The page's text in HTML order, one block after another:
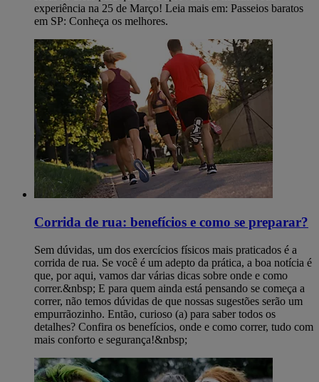
experiência na 25 de Março! Leia mais em: Passeios baratos
em SP: Conheça os melhores.
Corrida de rua: benefícios e como se preparar?
Sem dúvidas, um dos exercícios físicos mais praticados é a
corrida de rua. Se você é um adepto da prática, a boa notícia é
que, por aqui, vamos dar várias dicas sobre onde e como
correr.&nbsp; E para quem ainda está pensando se começa a
correr, não temos dúvidas de que nossas sugestões serão um
empurrãozinho. Então, curioso (a) para saber todos os
detalhes? Confira os benefícios, onde e como correr, tudo com
mais conforto e segurança!&nbsp;